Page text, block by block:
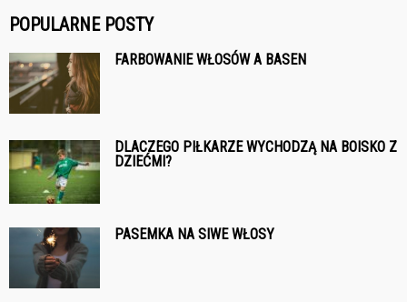
POPULARNE POSTY
FARBOWANIE WŁOSÓW A BASEN
DLACZEGO PIŁKARZE WYCHODZĄ NA BOISKO Z
DZIEĆMI?
PASEMKA NA SIWE WŁOSY